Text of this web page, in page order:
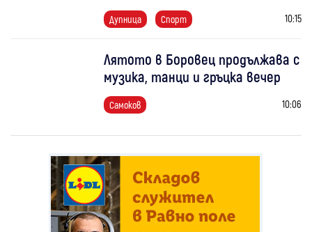
Дупница Спорт 10:15
Лятото в Боровец продължава с
музика, танци и гръцка вечер
Самоков 10:06